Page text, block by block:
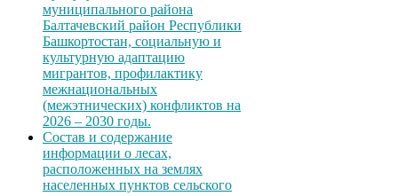
муниципального района
Балтачевский район Республики
Башкортостан, социальную и
культурную адаптацию
мигрантов, профилактику
межнациональных
(межэтнических) конфликтов на
2026 – 2030 годы.
Состав и содержание
информации о лесах,
расположенных на землях
населенных пунктов сельского